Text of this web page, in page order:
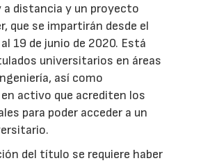
a distancia y un proyecto
que se impartirán desde el
19 de junio de 2020. Está
universitarios en áreas
así como
activo que acrediten los
para poder acceder a un
del título se requiere haber